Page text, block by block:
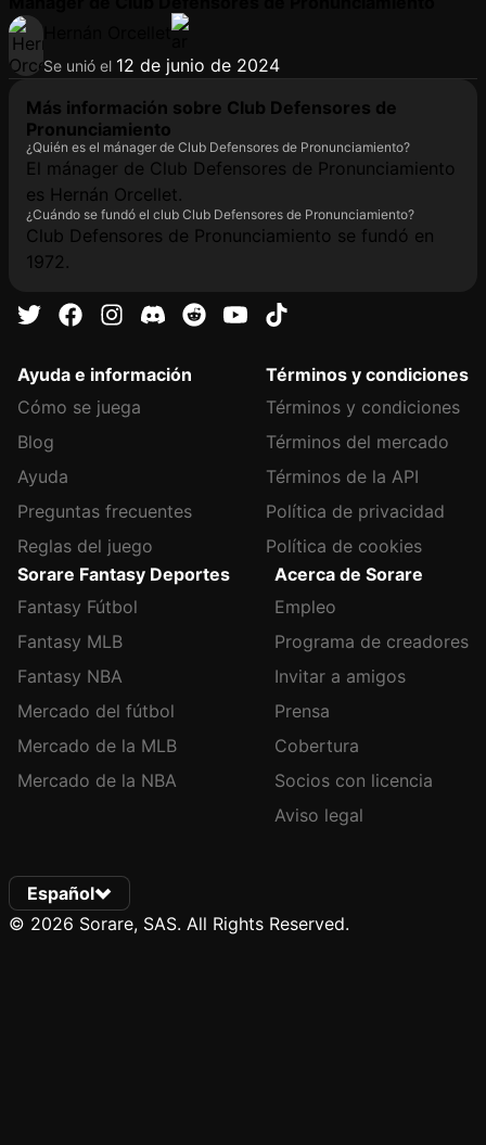
Se unió el 12 de junio de 2024
Más información sobre Club Defensores de
Pronunciamiento
¿Quién es el mánager de Club Defensores de Pronunciamiento?
El mánager de Club Defensores de Pronunciamiento
es Hernán Orcellet.
¿Cuándo se fundó el club Club Defensores de Pronunciamiento?
Club Defensores de Pronunciamiento se fundó en
1972.
Ayuda e información
Cómo se juega
Blog
Ayuda
Preguntas frecuentes
Reglas del juego
Términos y condiciones
Términos y condiciones
Términos del mercado
Términos de la API
Política de privacidad
Política de cookies
Sorare Fantasy Deportes
Fantasy Fútbol
Fantasy MLB
Fantasy NBA
Mercado del fútbol
Mercado de la MLB
Mercado de la NBA
Acerca de Sorare
Empleo
Programa de creadores
Invitar a amigos
Prensa
Cobertura
Socios con licencia
Aviso legal
Español
© 2026 Sorare, SAS. All Rights Reserved.